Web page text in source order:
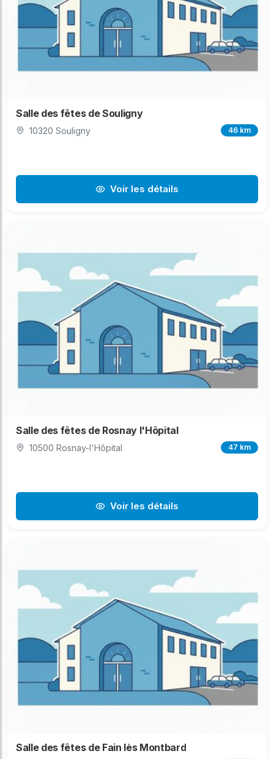
Salle des fêtes de Souligny
10320 Souligny 46 km
Voir les détails
Salle des fêtes de Rosnay l'Hôpital
10500 Rosnay-l'Hôpital 47 km
Voir les détails
Salle des fêtes de Fain lès Montbard